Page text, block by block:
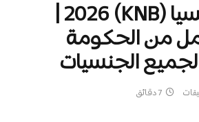
منحة إندونيسيا (KNB) 2026 |
من الحكومة
لجميع الجنسيات
7 دقائق